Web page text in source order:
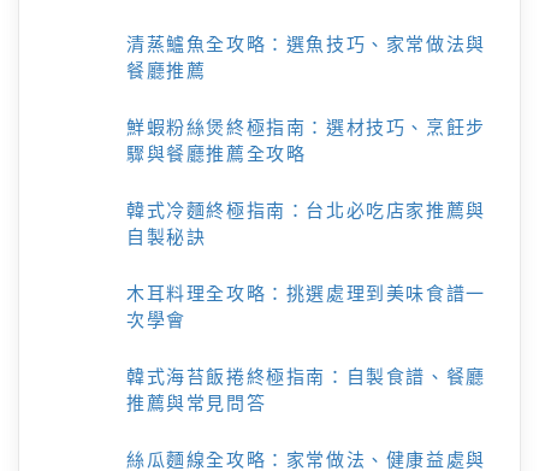
清蒸鱸魚全攻略：選魚技巧、家常做法與
餐廳推薦
鮮蝦粉絲煲終極指南：選材技巧、烹飪步
驟與餐廳推薦全攻略
韓式冷麵終極指南：台北必吃店家推薦與
自製秘訣
木耳料理全攻略：挑選處理到美味食譜一
次學會
韓式海苔飯捲終極指南：自製食譜、餐廳
推薦與常見問答
絲瓜麵線全攻略：家常做法、健康益處與